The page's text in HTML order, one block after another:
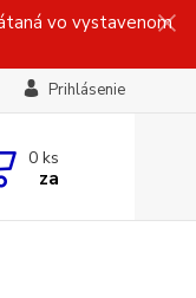
vo vystavenom
Prihlásenie
0 ks
za